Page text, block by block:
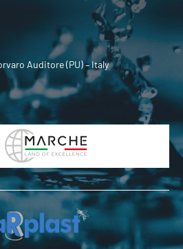
Auditore (PU) – Italy